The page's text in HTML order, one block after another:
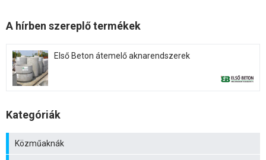
A hírben szereplő termékek
Első Beton átemelő aknarendszerek
Kategóriák
Közműaknák